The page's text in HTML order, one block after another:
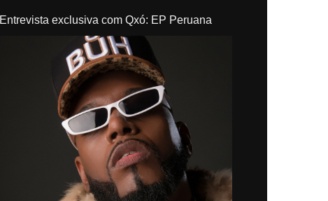
Entrevista exclusiva com Qxó: EP Peruana